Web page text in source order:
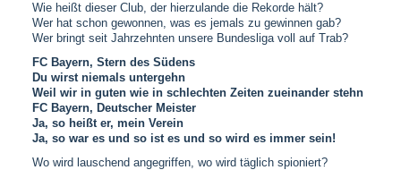
Wie heißt dieser Club, der hierzulande die Rekorde hält?
Wer hat schon gewonnen, was es jemals zu gewinnen gab?
Wer bringt seit Jahrzehnten unsere Bundesliga voll auf Trab?
FC Bayern, Stern des Südens
Du wirst niemals untergehn
Weil wir in guten wie in schlechten Zeiten zueinander stehn
FC Bayern, Deutscher Meister
Ja, so heißt er, mein Verein
Ja, so war es und so ist es und so wird es immer sein!
Wo wird lauschend angegriffen, wo wird täglich spioniert?